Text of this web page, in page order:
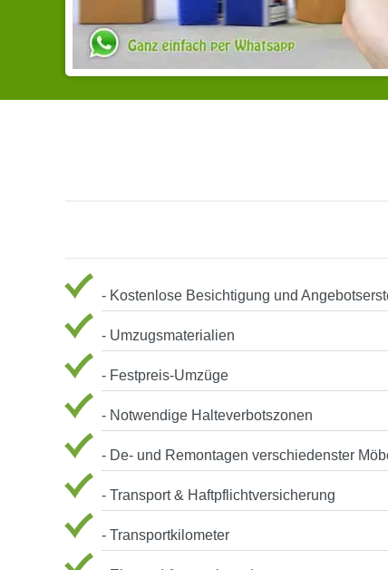
- Kostenlose Besichtigung und
- Umzugsmaterialien
- Festpreis-Umzüge
- Notwendige Halteverbotszonen
- De- und Remontagen verschiedenster
- Transport & Haftpflichtversicherung
- Transportkilometer